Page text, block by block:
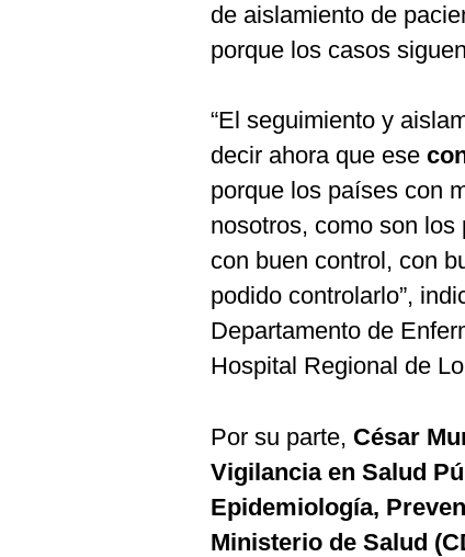
de aislamiento de
porque los casos
“El seguimiento y
decir ahora que ese
porque los países con
nosotros, como son
con buen control, con
podido controlarlo”,
Departamento de
Hospital Regional de
Por su parte, César
Vigilancia en Salud
Epidemiología,
Ministerio de Salud